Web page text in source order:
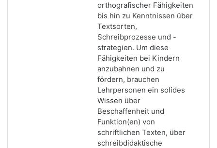
orthografischer Fähigkeiten
bis hin zu Kenntnissen über
Textsorten,
Schreibprozesse und -
strategien. Um diese
Fähigkeiten bei Kindern
anzubahnen und zu
fördern, brauchen
Lehrpersonen ein solides
Wissen über
Beschaffenheit und
Funktion(en) von
schriftlichen Texten, über
schreibdidaktische